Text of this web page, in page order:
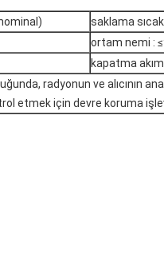
saklama
ortam nemi :
kapatma
radyonun ve alıcının
etmek için devre koruma